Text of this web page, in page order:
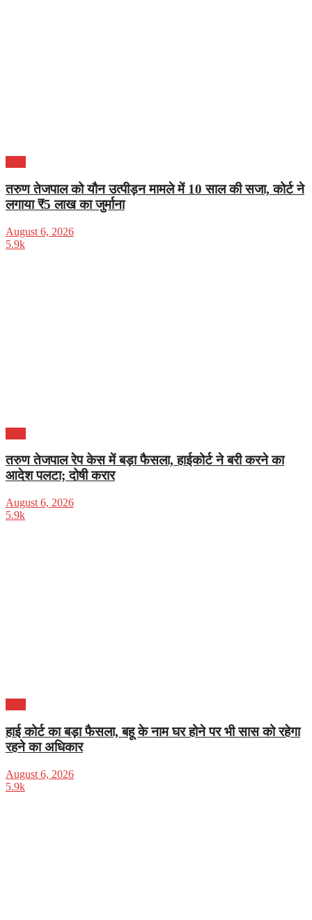
तरुण तेजपाल को यौन उत्पीड़न मामले में 10 साल की सजा, कोर्ट ने
लगाया ₹5 लाख का जुर्माना
August 6, 2026
5.9k
तरुण तेजपाल रेप केस में बड़ा फैसला, हाईकोर्ट ने बरी करने का
आदेश पलटा; दोषी करार
August 6, 2026
5.9k
हाई कोर्ट का बड़ा फैसला, बहू के नाम घर होने पर भी सास को रहेगा
रहने का अधिकार
August 6, 2026
5.9k